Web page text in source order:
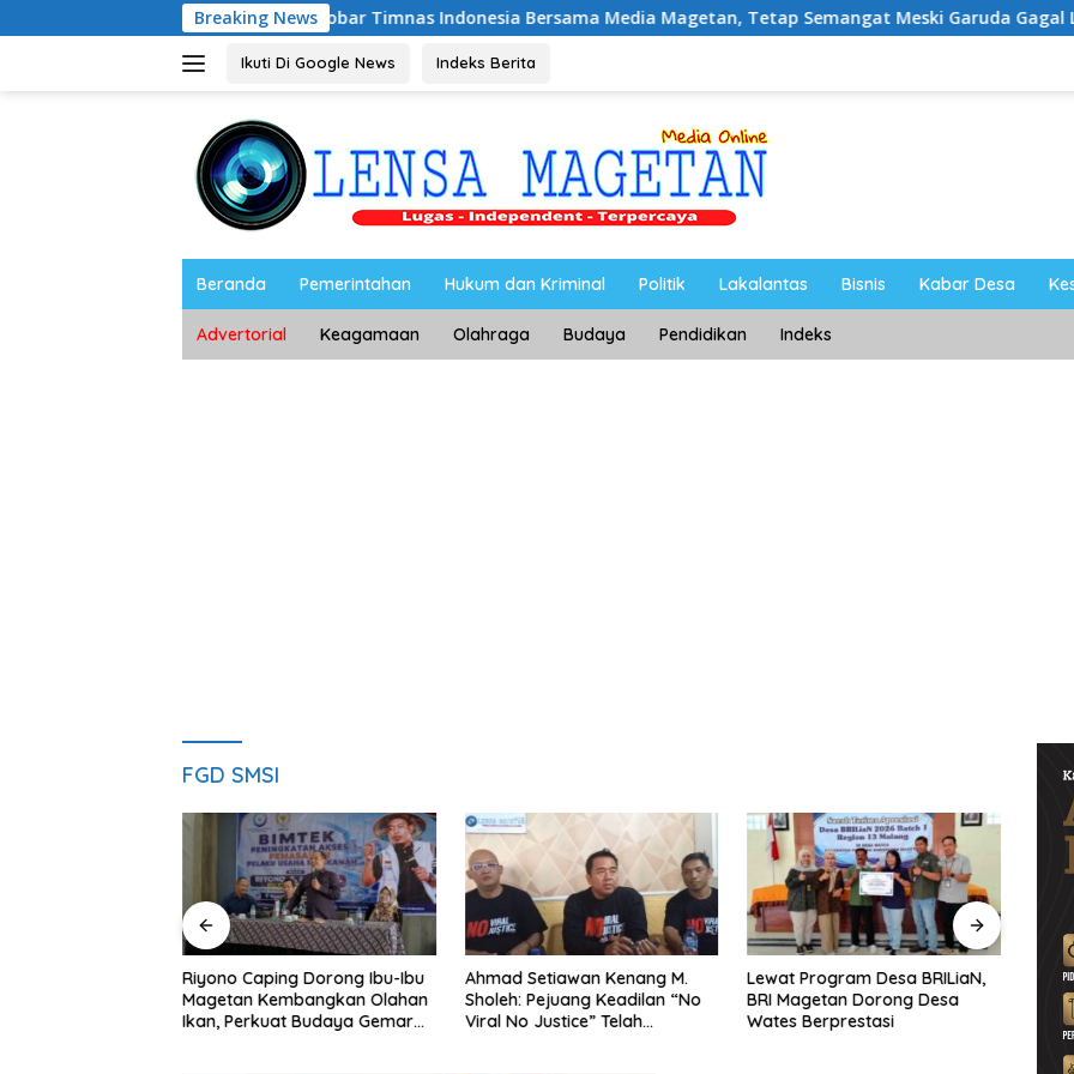
ke
Breaking News
Riyono Caping Nobar Timnas Indonesia Bersama Media Magetan, Tetap Semangat Meski Garuda Gagal Lolos
Ikuti Di Google News Indeks Berita
Beranda Pemerintahan Hukum dan Kriminal Politik Lakalantas Bisnis Kabar Desa
Advertorial Keagamaan Olahraga Budaya Pendidikan Indeks
FGD SMSI
Riyono Caping Dorong Ibu-Ibu
Magetan Kembangkan Olahan
Ikan, Perkuat Budaya Gemar
Ahmad Setiawan Kenang M.
Sholeh: Pejuang Keadilan “No
Viral No Justice” Telah
Lewat Program Desa BRILiaN,
BRI Magetan Dorong Desa
Wates Berprestasi